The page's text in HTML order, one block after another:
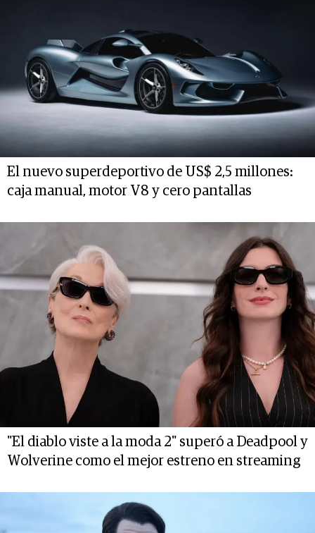
El nuevo superdeportivo de US$ 2,5 millones:
caja manual, motor V8 y cero pantallas
"El diablo viste a la moda 2" superó a Deadpool y
Wolverine como el mejor estreno en streaming